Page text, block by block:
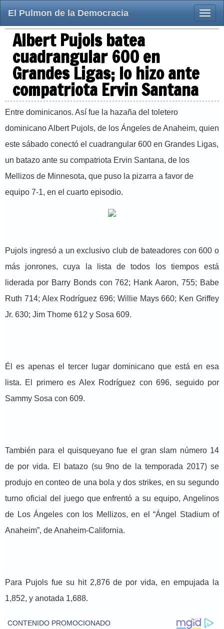
Toggle
El Pulmon de la Democracia
Albert Pujols batea
cuadrangular 600 en
Grandes Ligas; lo hizo ante
compatriota Ervin Santana
Entre dominicanos. Así fue la hazaña del toletero
dominicano Albert Pujols, de los Ángeles de Anaheim, quien
este sábado conectó el cuadrangular 600 en Grandes Ligas,
un batazo ante su compatriota Ervin Santana, de los
Mellizos de Minnesota, que puso la pizarra a favor de
equipo 7-1, en el cuarto episodio.
Pujols ingresó a un exclusivo club de bateadores con 600 o
más jonrones, cuya la lista de todos los tiempos está
liderada por Barry Bonds con 762; Hank Aaron, 755; Babe
Ruth 714; Alex Rodríguez 696; Willie Mays 660; Ken Griffey
Jr. 630; Jim Thome 612 y Sosa 609.
Él es apenas el tercer lugar dominicano que está en esa
lista. El primero es Alex Rodríguez con 696, seguido por
Sammy Sosa con 609.
También para el quisqueyano fue el gran slam número 14
de por vida. El batazo (su 9no de la temporada 2017) se
produjo en conteo de una bola y dos strikes, en su segundo
turno oficial del juego que enfrentó a su equipo, Angelinos
de Los Ángeles con los Mellizos, en el “Ángel Stadium of
Anaheim”, de Anaheim-California.
Para Pujols fue su hit 2,876 de por vida, en empujada la
1,852, y anotada 1,688.